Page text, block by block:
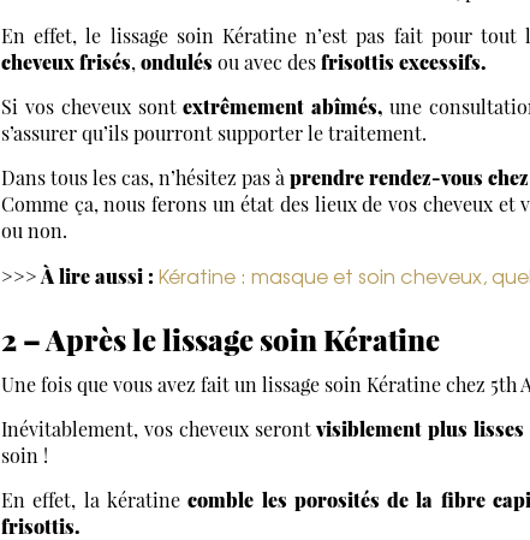
En effet, le lissage soin Kératine n’est pas fait pour
cheveux frisés, ondulés ou avec desfrisottis excessifs.
Si vos cheveux sontextrêmement abîmés, une
s’assurer qu’ils pourront supporter le traitement.
Dans tous les cas, n’hésitez pas à prendre rendez-vous
Comme ça, nous ferons un état des lieux de vos cheveux
ou non.
>>> À lire aussi : Kératine : masque et soin cheveux,
2 – Après le lissage soin Kératine
Une fois que vous avez fait un lissage soin Kératine chez 5th
Inévitablement, vos cheveux serontvisiblement plus
soin !
En effet, la kératinecomble les porosités de la fibre
frisottis.